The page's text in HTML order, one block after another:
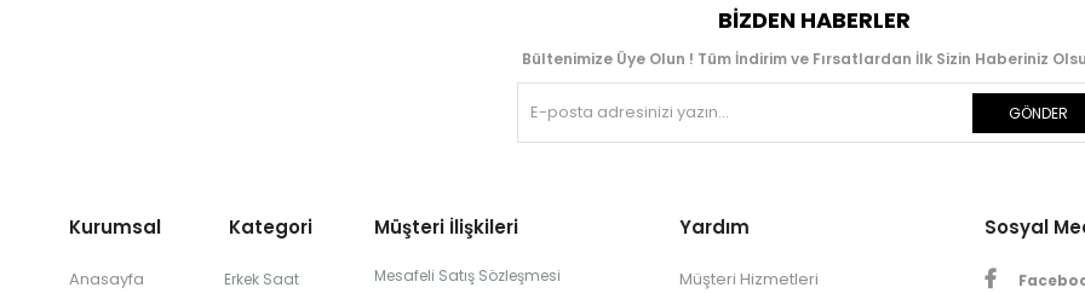
BIZDEN HABERLER
Bültenimize Üye Olun ! Tüm İndirim ve Fırsatlardan İlk Sizin Haberiniz
GÖNDER
Kurumsal Kategori
Anasayfa Erkek Saat
Müşteri İlişkileri
Mesafeli Satış Sözleşmesi
Yardım
Müşteri Hizmetleri
Sosyal